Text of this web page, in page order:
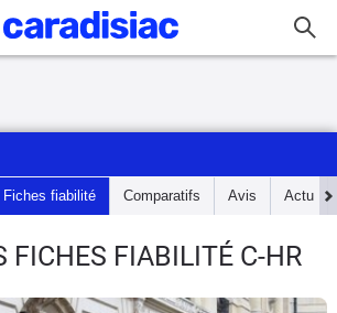
Fiches fiabilité Comparatifs Avis Actu
FICHES FIABILITÉ C-HR